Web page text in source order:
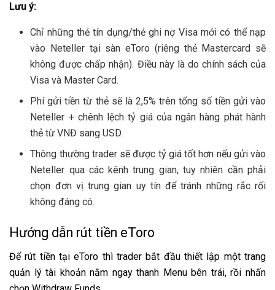
Lưu ý:
Chỉ những thẻ tín dụng/thẻ ghi nợ Visa mới có thể nạp
vào Neteller tại sàn eToro (riêng thẻ Mastercard sẽ
không được chấp nhận). Điều này là do chính sách của
Visa và Master Card.
Phí gửi tiền từ thẻ sẽ là 2,5% trên tổng số tiền gửi vào
Neteller + chênh lệch tỷ giá của ngân hàng phát hành
thẻ từ VNĐ sang USD.
Thông thường trader sẽ được tỷ giá tốt hơn nếu gửi vào
Neteller qua các kênh trung gian, tuy nhiên cần phải
chọn đơn vị trung gian uy tín để tránh những rắc rối
không đáng có.
Hướng dẫn rút tiền eToro
Để rút tiền tại eToro thì trader bắt đầu thiết lập một trang
quản lý tài khoản nằm ngay thanh Menu bên trái, rồi nhấn